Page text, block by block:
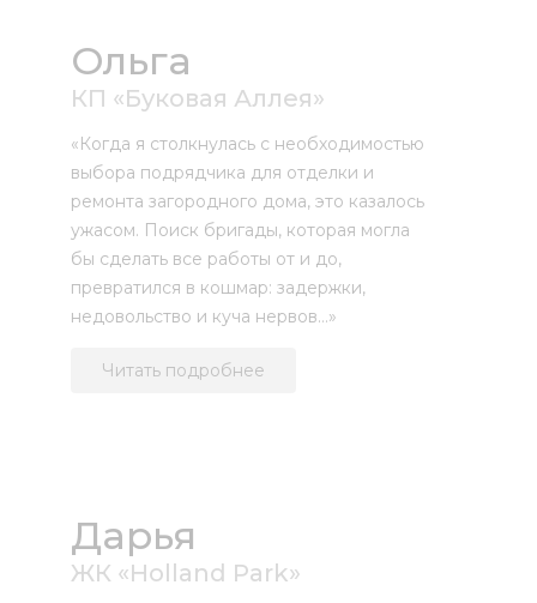
Ольга
КП «Буковая Аллея»
«Когда я столкнулась с необходимостью
выбора подрядчика для отделки и
ремонта загородного дома, это казалось
ужасом. Поиск бригады, которая могла
бы сделать все работы от и до,
превратился в кошмар: задержки,
недовольство и куча нервов…»
Читать подробнее
Дарья
ЖК «Holland Park»